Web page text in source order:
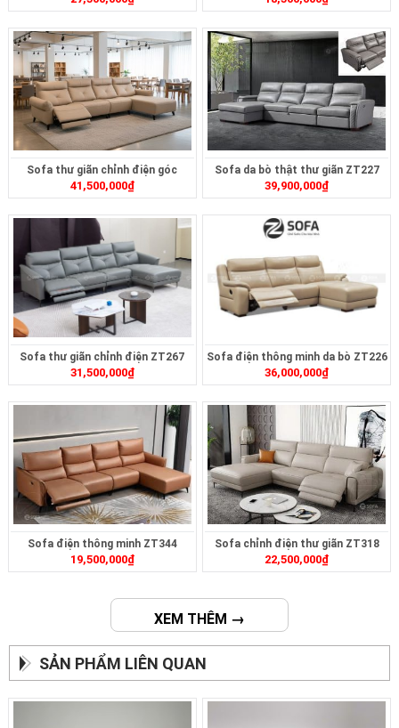
Sofa thư giãn chỉnh điện góc
ZT252
41,500,000₫
Sofa da bò thật thư giãn ZT227
39,900,000₫
Sofa thư giãn chỉnh điện ZT267
31,500,000₫
Sofa điện thông minh da bò ZT226
36,000,000₫
Sofa điện thông minh ZT344
19,500,000₫
Sofa chỉnh điện thư giãn ZT318
22,500,000₫
XEM THÊM →
SẢN PHẨM LIÊN QUAN